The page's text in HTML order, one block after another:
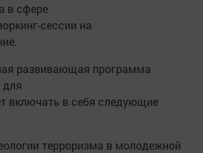
в сфере
сессии на
развивающая программа
для
включать в себя следующие
терроризма в молодежной